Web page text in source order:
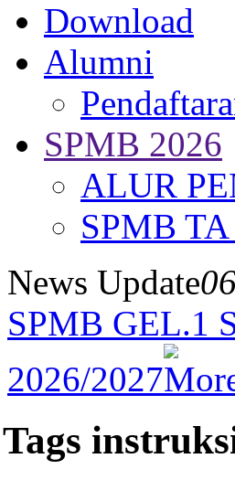
Download
Alumni
SPMB 2026
ALUR
SPMB
News Update
SPMB GEL.1
2026/2027
Tags